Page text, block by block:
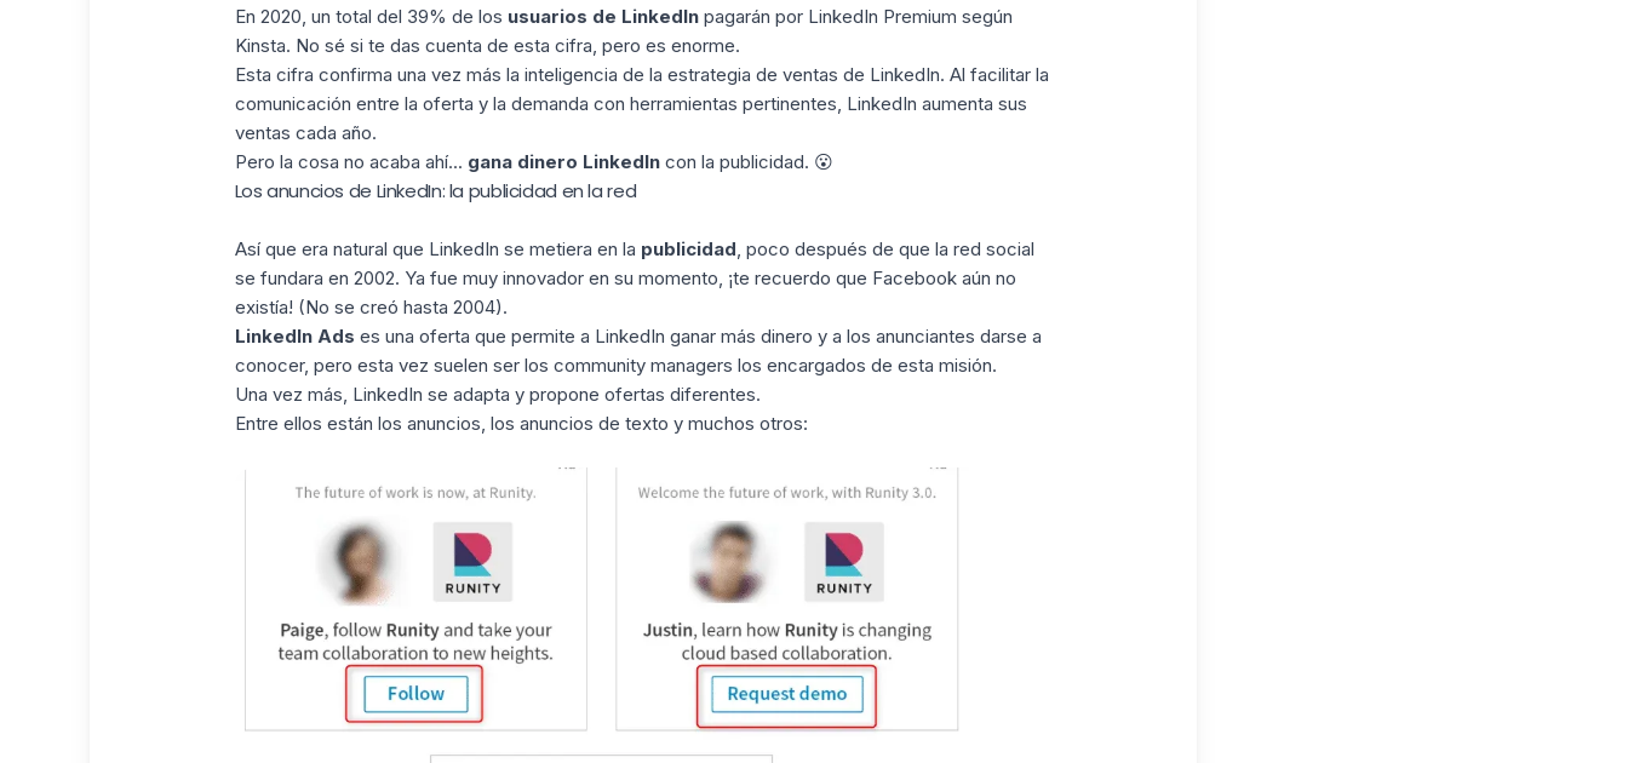
En 2020, un total del 39% de los usuarios de LinkedInpagarán por LinkedIn Premium según
Kinsta. No sé si te das cuenta de esta cifra, pero es enorme.
Esta cifra confirma una vez más la inteligencia de la estrategia de ventas de LinkedIn. Al facilitar la
comunicación entre la oferta y la demanda con herramientas pertinentes, LinkedIn aumenta sus
ventas cada año.
Pero la cosa no acaba ahí... gana dinero LinkedIncon la publicidad. 😮
Los anuncios de LinkedIn: la publicidad en la red
Así que era natural que LinkedIn se metiera en la publicidad, poco después de que la red social
se fundara en 2002. Ya fue muy innovador en su momento, ¡te recuerdo que Facebook aún no
existía! (No se creó hasta 2004).
LinkedIn Ads es una oferta que permite a LinkedIn ganar más dinero y a los anunciantes darse a
conocer, pero esta vez suelen ser los community managers los encargados de esta misión.
Una vez más, LinkedIn se adapta y propone ofertas diferentes.
Entre ellos están los anuncios, los anuncios de texto y muchos otros: